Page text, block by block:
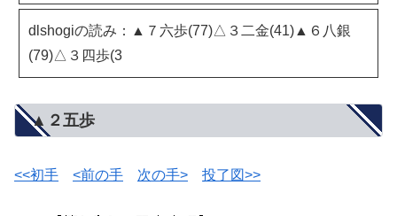
dlshogiの読み：▲７六歩(77)△３二金(41)▲６八銀
(79)△３四歩(3
▲２五歩
<<初手 <前の手 次の手> 投了図>>